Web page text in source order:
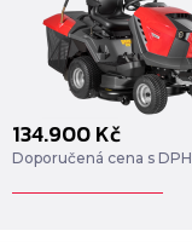
134.900Kč
Doporučená cena s DPH